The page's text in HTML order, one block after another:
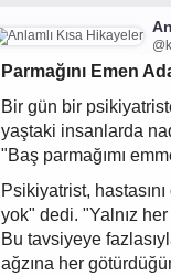
Parmağını Emen
Bir gün bir
yaştaki insanlarda
"Baş parmağımı
Psikiyatrist,
yok" dedi. "Yalnız
Bu tavsiyeye
ağzına her